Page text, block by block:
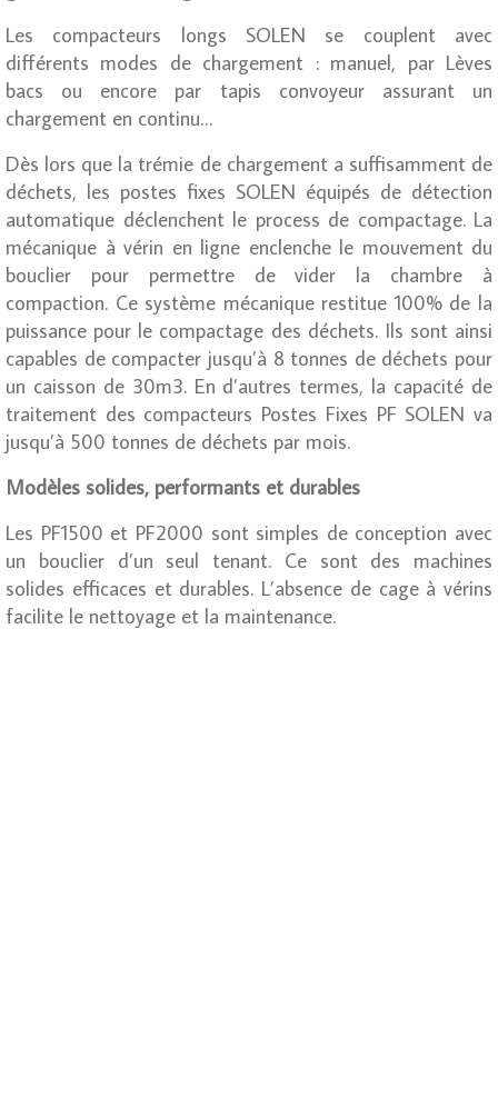
Les compacteurs longs SOLEN se couplent avec
différents modes de chargement : manuel, par Lèves
bacs ou encore par tapis convoyeur assurant un
chargement en continu…
Dès lors que la trémie de chargement a suffisamment de
déchets, les postes fixes SOLEN équipés de détection
automatique déclenchent le process de compactage. La
mécanique à vérin en ligne enclenche le mouvement du
bouclier pour permettre de vider la chambre à
compaction. Ce système mécanique restitue 100% de la
puissance pour le compactage des déchets. Ils sont ainsi
capables de compacter jusqu’à 8 tonnes de déchets pour
un caisson de 30m3. En d’autres termes, la capacité de
traitement des compacteurs Postes Fixes PF SOLEN va
jusqu’à 500 tonnes de déchets par mois.
Modèles solides, performants et durables
Les PF1500 et PF2000 sont simples de conception avec
un bouclier d’un seul tenant. Ce sont des machines
solides efficaces et durables. L’absence de cage à vérins
facilite le nettoyage et la maintenance.